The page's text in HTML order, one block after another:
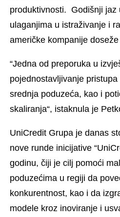
produktivnosti. Godišnji jaz
ulaganjima u istraživanje i
američke kompanije
“Jedna od preporuka u
pojednostavljivanje
srednja poduzeća, kao i
skaliranja“, istaknula je
UniCredit Grupa je danas
nove runde inicijative
godinu, čiji je cilj pomoći
poduzećima u regiji da
konkurentnost, kao i da
modele kroz inoviranje i